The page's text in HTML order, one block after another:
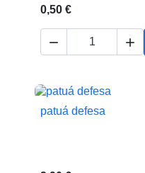
ao carrinho
0,50 €
 
 Vista
patuá defesa